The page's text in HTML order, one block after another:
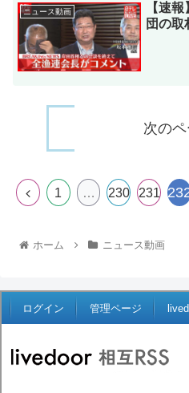
ニュース動画
【速
団の取
次の
1 … 230 231
ホーム ニュース動画